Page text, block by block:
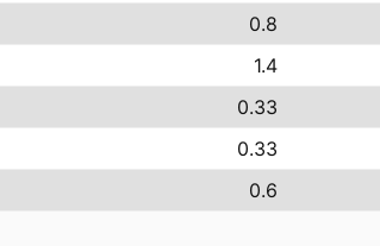
0.8
1.4
0.33
0.33
0.6